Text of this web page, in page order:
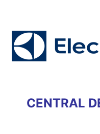
conteúdo
CENTRAL